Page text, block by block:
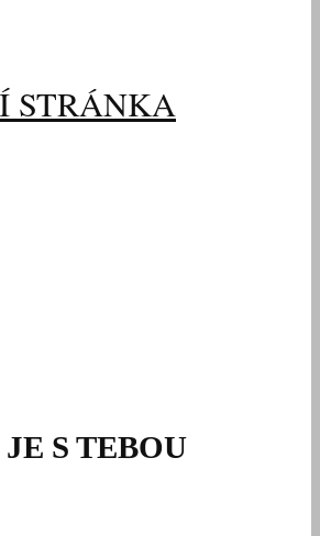
STRÁNKA
S TEBOU